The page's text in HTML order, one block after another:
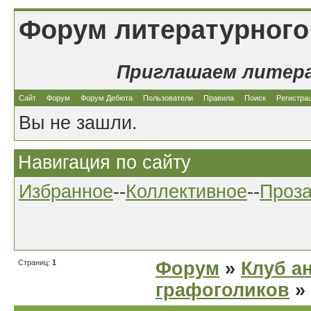
Форум
Приглашаем
Сайт Форум Форум Дебюта Пользователи Правила Поиск
Вы не зашли.
Навигация по сайту
Избранное--Коллективное--
Страниц: 1 Форум » Клуб
графоголиков